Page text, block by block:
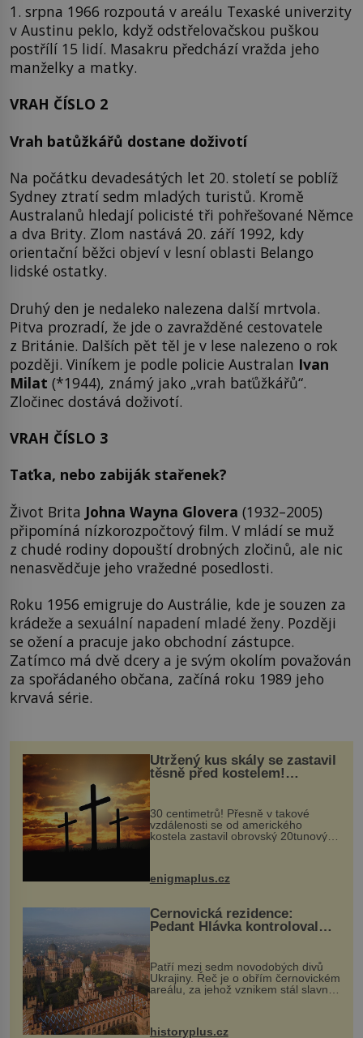
1. srpna 1966 rozpoutá v areálu Texaské univerzity
v Austinu peklo, když odstřelovačskou puškou
postřílí 15 lidí. Masakru předchází vražda jeho
manželky a matky.
VRAH ČÍSLO 2
Vrah batůžkářů dostane doživotí
Na počátku devadesátých let 20. století se poblíž
Sydney ztratí sedm mladých turistů. Kromě
Australanů hledají policisté tři pohřešované Němce
a dva Brity. Zlom nastává 20. září 1992, kdy
orientační běžci objeví v lesní oblasti Belango
lidské ostatky.
Druhý den je nedaleko nalezena další mrtvola.
Pitva prozradí, že jde o zavražděné cestovatele
z Británie. Dalších pět těl je v lese nalezeno o rok
později. Viníkem je podle policie Australan Ivan
Milat (*1944), známý jako „vrah baťůžkářů“.
Zločinec dostává doživotí.
VRAH ČÍSLO 3
Taťka, nebo zabiják stařenek?
Život Brita Johna Wayna Glovera (1932–2005)
připomíná nízkorozpočtový film. V mládí se muž
z chudé rodiny dopouští drobných zločinů, ale nic
nenasvědčuje jeho vražedné posedlosti.
Roku 1956 emigruje do Austrálie, kde je souzen za
krádeže a sexuální napadení mladé ženy. Později
se ožení a pracuje jako obchodní zástupce.
Zatímco má dvě dcery a je svým okolím považován
za spořádaného občana, začíná roku 1989 jeho
krvavá série.
Utržený kus skály se zastavil
těsně před kostelem!
Ochránila ho boží síla?
30 centimetrů! Přesně v takové
vzdálenosti se od amerického
kostela zastavil obrovský 20tunový
...
enigmaplus.cz
Černovická rezidence:
Pedant Hlávka kontroloval
Patří mezi sedm novodobých divů
Ukrajiny. Řeč je o obřím černovickém
areálu, za jehož vznikem stál slavný
český architekt Josef Hlávka. Ten si
na něm dal mimořádně záležet. Jeho
historyplus.cz